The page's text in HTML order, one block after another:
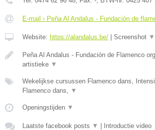
E-mail › Peña Al Andalus - Fundación de
Website: https://alandalus.be/ Screenshot ▼
Peña Al Andalus - Fundación de Flamenco
artistieke ▼
Wekelijkse cursussen Flamenco dans,
Flamenco dans, ▼
Openingstijden ▼
Laatste facebook posts ▼ Introductie video